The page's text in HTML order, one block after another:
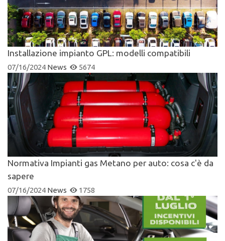
Installazione impianto GPL: modelli compatibili
07/16/2024 News 5674
Normativa Impianti gas Metano per auto: cosa c'è da
sapere
07/16/2024 News 1758